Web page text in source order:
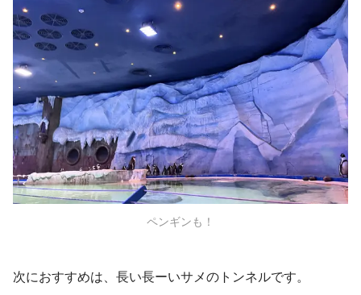
ペンギンも！
次におすすめは、長い長ーいサメのトンネルです。